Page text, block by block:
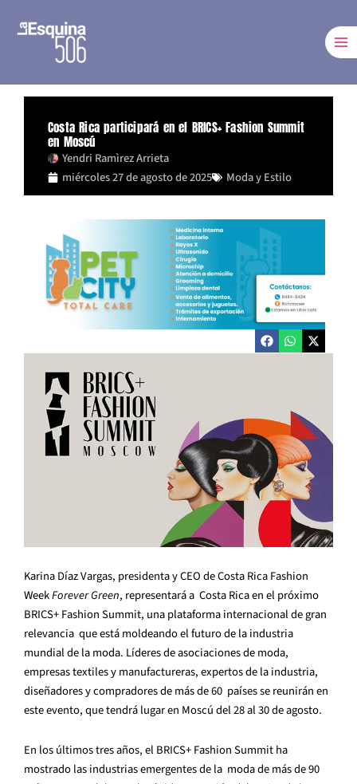
Costa Rica participará en el BRICS+ Fashion Summit
en Moscú
Yendri Ramìrez Arrieta
miércoles 27 de agosto de 2025
Moda y Estilo
Karina Díaz Vargas, presidenta y CEO de Costa Rica Fashion
WeekForever Green, representará a Costa Rica en el próximo
BRICS+ Fashion Summit, una plataforma internacional de gran
relevancia que está moldeando el futuro de la industria
mundial de la moda. Líderes de asociaciones de moda,
empresas textiles y manufactureras, expertos de la industria,
diseñadores y compradores de más de 60 países se reunirán en
este evento, que tendrá lugar en Moscú del 28 al 30 de agosto.
En los últimos tres años, el BRICS+ Fashion Summit ha
mostrado las industrias emergentes de la moda de más de 90